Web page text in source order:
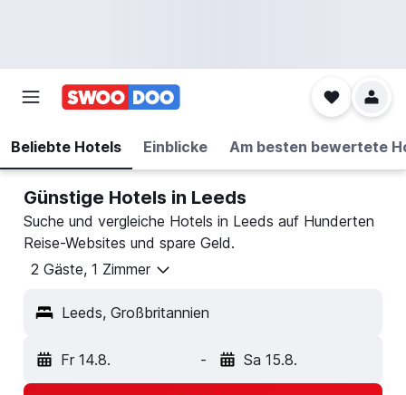
Beliebte Hotels Einblicke Am besten bewertete
Günstige Hotels in Leeds
Suche und vergleiche Hotels in Leeds auf Hunderten
Reise-Websites und spare Geld.
2 Gäste, 1 Zimmer
Leeds, Großbritannien
Fr 14.8. - Sa 15.8.